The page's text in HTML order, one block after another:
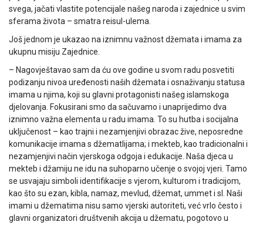
svega, jačati vlastite potencijale našeg naroda i zajednice u svim
sferama života – smatra reisul-ulema.
Još jednom je ukazao na iznimnu važnost džemata i imama za
ukupnu misiju Zajednice.
– Nagovještavao sam da ću ove godine u svom radu posvetiti
podizanju nivoa uređenosti naših džemata i osnaživanju statusa
imama u njima, koji su glavni protagonisti našeg islamskoga
djelovanja. Fokusirani smo da sačuvamo i unaprijedimo dva
iznimno važna elementa u radu imama. To su hutba i socijalna
uključenost – kao trajni i nezamjenjivi obrazac žive, neposredne
komunikacije imama s džematlijama; i mekteb, kao tradicionalni i
nezamjenjivi način vjerskoga odgoja i edukacije. Naša djeca u
mekteb i džamiju ne idu na suhoparno učenje o svojoj vjeri. Tamo
se usvajaju simboli identifikacije s vjerom, kulturom i tradicijom,
kao što su ezan, kibla, namaz, mevlud, džemat, ummet i sl. Naši
imami u džematima nisu samo vjerski autoriteti, već vrlo često i
glavni organizatori društvenih akcija u džematu, pogotovo u